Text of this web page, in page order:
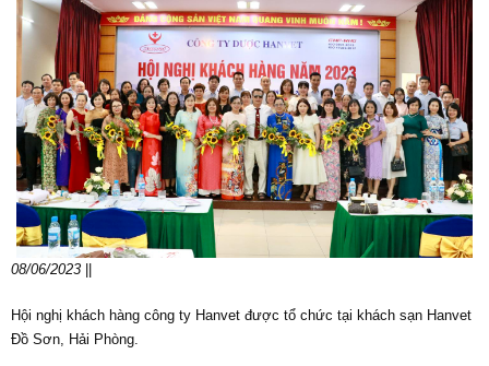
08/06/2023 ||
Hội nghị khách hàng công ty Hanvet được tổ chức tại khách sạn Hanvet
Đồ Sơn, Hải Phòng.